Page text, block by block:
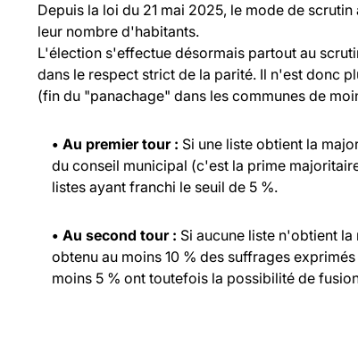
Depuis la loi du 21 mai 2025, le mode de
leur nombre d'habitants.
L'élection s'effectue désormais partout au
dans le respect strict de la parité. Il n'est donc
(fin du "panachage" dans les communes de
• Au premier tour : Si une liste obtient la
du conseil municipal (c'est la prime
listes ayant franchi le seuil de 5 %.
• Au second tour : Si aucune liste n'obtient
obtenu au moins 10 % des suffrages
moins 5 % ont toutefois la possibilité de